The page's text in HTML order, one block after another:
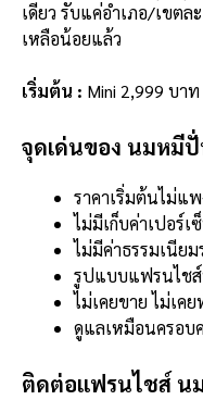
เดียว รับแค่อำเภอ/เขตล
เหลือน้อยแล้ว
เริ่มต้น : Mini 2,999 บาท
จุดเด่นของ นมหมีปั่
ราคาเริ่มต้นไม่แพ
ไม่มีเก็บค่าเปอร์เ
ไม่มีค่าธรรมเนียม
รูปแบบแฟรนไชส์
ไม่เคยขาย ไม่เค
ดูแลเหมือนครอบ
ติดต่อแฟรนไชส์ นม